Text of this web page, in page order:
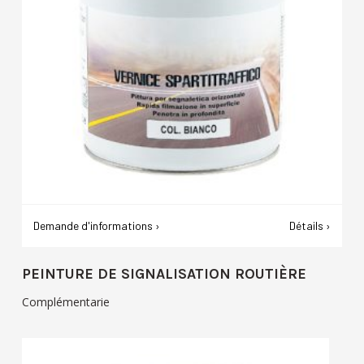
Demande d'informations › Détails ›
PEINTURE DE SIGNALISATION ROUTIÈRE
Complémentarie